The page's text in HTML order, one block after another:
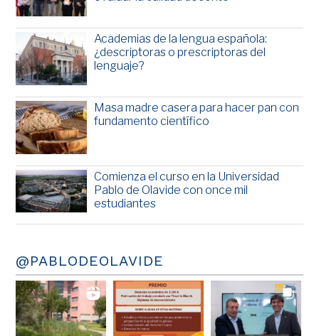
Academias de la lengua española:
¿descriptoras o prescriptoras del
lenguaje?
Masa madre casera para hacer pan con
fundamento científico
Comienza el curso en la Universidad
Pablo de Olavide con once mil
estudiantes
@PABLODEOLAVIDE